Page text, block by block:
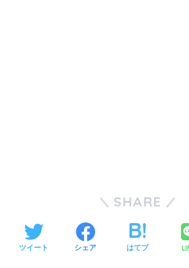
SHARE
ツイート シェア はてブ